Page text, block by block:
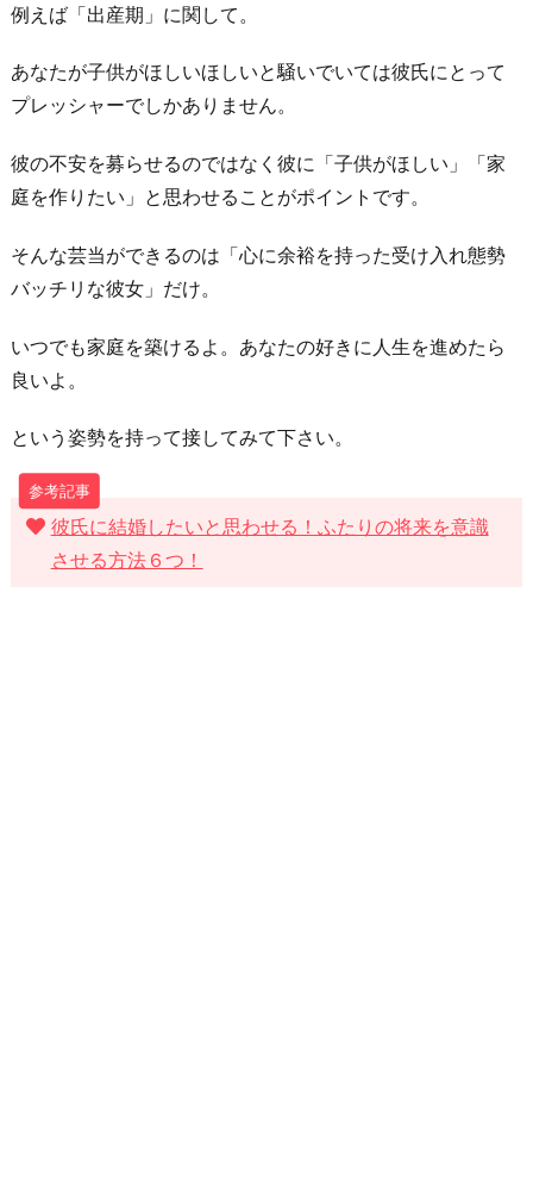
良
い
彼
は
婚
の
訪
も
早
い！
5.
彼
氏
が
例えば「出産期」に関して。
あなたが子供がほしいほしいと騒いでいては彼氏にとって
プレッシャーでしかありません。
彼の不安を募らせるのではなく彼に「子供がほしい」「家
庭を作りたい」と思わせることがポイントです。
そんな芸当ができるのは「心に余裕を持った受け入れ態勢
バッチリな彼女」だけ。
いつでも家庭を築けるよ。あなたの好きに人生を進めたら
良いよ。
という姿勢を持って接してみて下さい。
彼氏に結婚したいと思わせる！ふたりの将来を意識
させる方法６つ！